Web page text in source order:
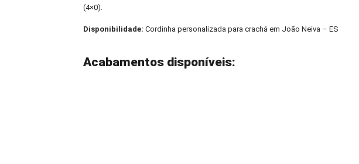
(4×0).
Disponibilidade:Cordinha personalizada para crachá em João Neiva – ES
Acabamentos disponíveis: